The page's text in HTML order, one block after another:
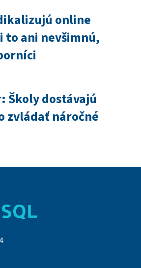
online
to ani nevšimnú,
Školy dostávajú
zvládať náročné